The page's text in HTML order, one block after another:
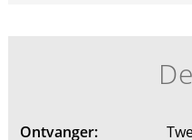
Ontvanger: